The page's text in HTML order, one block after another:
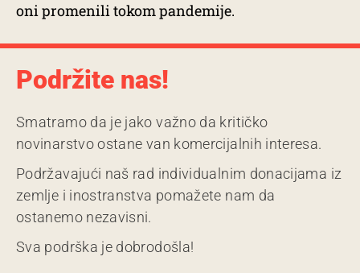
oni promenili tokom pandemije.
Podržite nas!
Smatramo da je jako važno da kritičko
novinarstvo ostane van komercijalnih interesa.
Podržavajući naš rad individualnim donacijama iz
zemlje i inostranstva pomažete nam da
ostanemo nezavisni.
Sva podrška je dobrodošla!